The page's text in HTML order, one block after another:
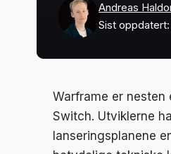
Sist oppdatert:
Andreas
Warframe er
Switch. Utviklerne
lanseringsplanene